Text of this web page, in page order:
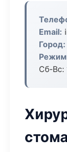
Email:
Город:
Режим
Сб-Вс: